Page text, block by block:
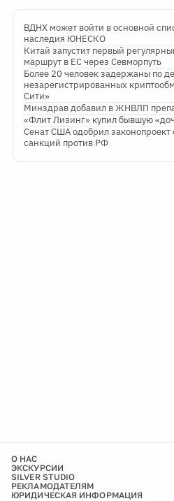
ВДНХ может войти в основной
наследия ЮНЕСКО
Китай запустит первый
маршрут в ЕС через Севморпуть
Более 20 человек задержаны по
незарегистрированных
Сити»
Минздрав добавил в ЖНВЛП
«Флит Лизинг» купил бывшую
Сенат США одобрил законопроект
санкций против РФ
О НАС
ЭКСКУРСИИ
SILVER STUDIO
РЕКЛАМОДАТЕЛЯМ
ЮРИДИЧЕСКАЯ ИНФОРМАЦИЯ